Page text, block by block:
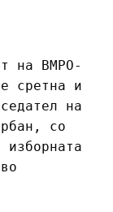
на ВМРО-
сретна и
на
со
изборната